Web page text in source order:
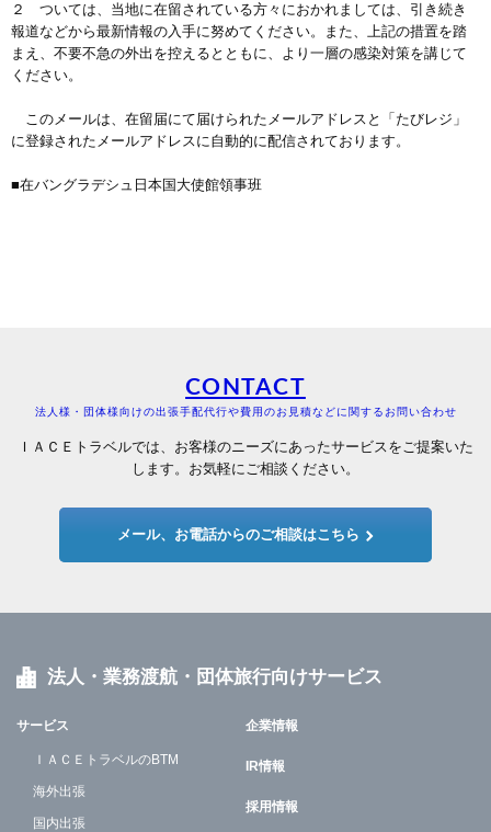
２ ついては、当地に在留されている方々におかれましては、引き続き
報道などから最新情報の入手に努めてください。また、上記の措置を踏
まえ、不要不急の外出を控えるとともに、より一層の感染対策を講じて
ください。
このメールは、在留届にて届けられたメールアドレスと「たびレジ」
に登録されたメールアドレスに自動的に配信されております。
■在バングラデシュ日本国大使館領事班
CONTACT
法人様・団体様向けの出張手配代行や費用のお見積などに関するお問い合わせ
ＩＡＣＥトラベルでは、お客様のニーズにあったサービスをご提案いた
します。お気軽にご相談ください。
メール、お電話からのご相談はこちら
法人・業務渡航・団体旅行向けサービス
サービス
ＩＡＣＥトラベルのBTM
海外出張
国内出張
企業情報
IR情報
採用情報